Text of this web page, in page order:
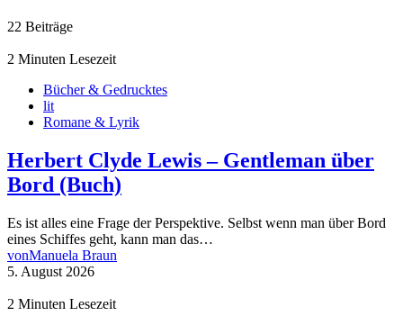
22 Beiträge
2 Minuten Lesezeit
Bücher & Gedrucktes
lit
Romane & Lyrik
Herbert Clyde Lewis – Gentleman über
Bord (Buch)
Es ist alles eine Frage der Perspektive. Selbst wenn man über Bord
eines Schiffes geht, kann man das…
vonManuela Braun
5. August 2026
2 Minuten Lesezeit